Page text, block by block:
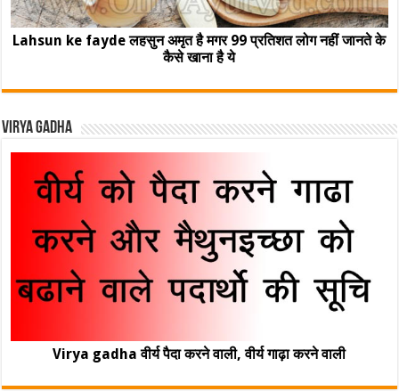
Lahsun ke fayde लहसुन अमृत है मगर 99 प्रतिशत लोग नहीं जानते के
कैसे खाना है ये
Virya Gadha
Virya gadha वीर्य पैदा करने वाली, वीर्य गाढ़ा करने वाली